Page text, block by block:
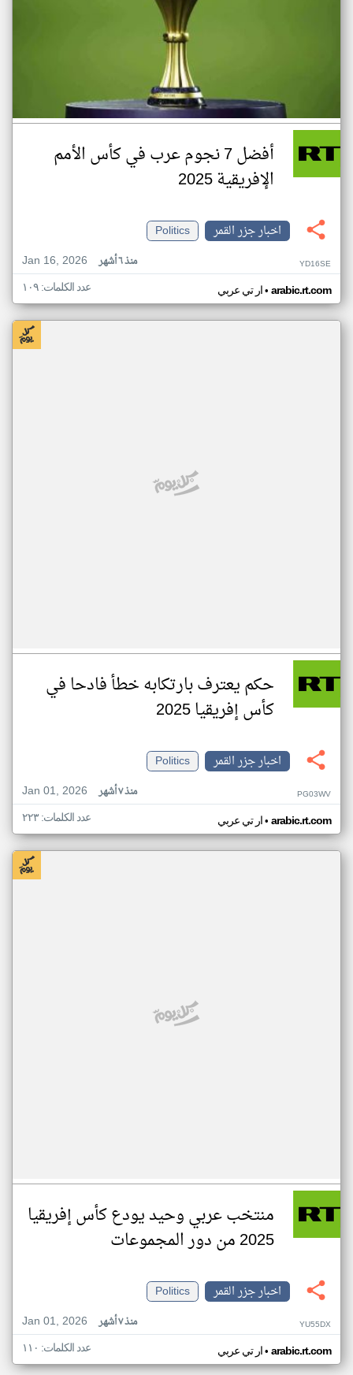
أفضل 7 نجوم عرب في كأس الأمم
الإفريقية 2025
اخبار جزر القمر
Politics
Jan 16, 2026
منذ ٦ أشهر YD16SE
ار تي عربي• arabic.rt.com عدد الكلمات: ١٠٩
حكم يعترف بارتكابه خطأ فادحا في
كأس إفريقيا 2025
اخبار جزر القمر
Politics
Jan 01, 2026
منذ ٧ أشهر PG03WV
ار تي عربي• arabic.rt.com عدد الكلمات: ٢٢٣
منتخب عربي وحيد يودع كأس إفريقيا
2025 من دور المجموعات
اخبار جزر القمر
Politics
Jan 01, 2026
منذ ٧ أشهر YU55DX
ار تي عربي• arabic.rt.com عدد الكلمات: ١١٠